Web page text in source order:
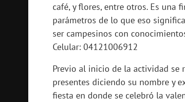
café, y flores, entre otros. Es una
parámetros de lo que eso
ser campesinos con
Celular: 04121006912
Previo al inicio de la actividad se
presentes diciendo su nombre y
fiesta en donde se celebró la